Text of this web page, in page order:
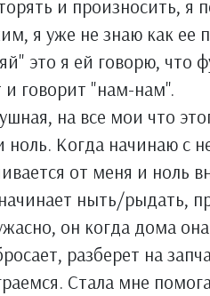
и произносить, я
я уже не знаю как ее
это я ей говорю, что
и говорит "нам-нам".
на все мои что
ноль. Когда начинаю с
от меня и ноль
ныть/рыдать,
он когда дома
разберет на
Стала мне